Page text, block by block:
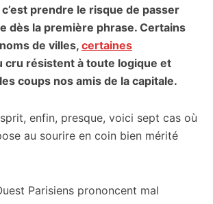
prendre le risque de passer
dès la première phrase. Certains
de villes, certaines
cru résistent à toute logique et
coups nos amis de la capitale.
enfin, presque, voici sept cas où
au sourire en coin bien mérité